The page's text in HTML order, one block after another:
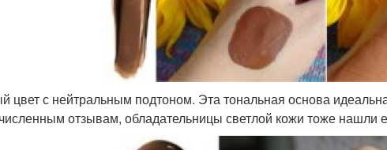
цвет с нейтральным подтоном. Эта тональная основа
отзывам, обладательницы светлой кожи тоже нашли